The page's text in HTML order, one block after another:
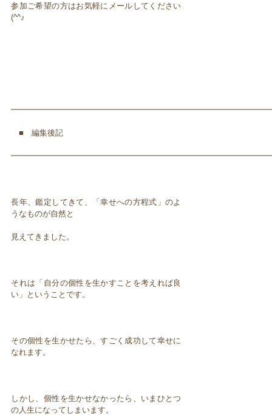
参加ご希望の方はお気軽にメールしてください
(^^♪
■ 編集後記
長年、鑑定してきて、「幸せへの方程式」のよ
うなものが自然と
見えてきました。
それは「自分の個性を生かすことを考えれば良
い」ということです。
その個性を生かせたら、すごく成功して幸せに
なれます。
しかし、個性を生かせなかったら、いまひとつ
の人生になってしまいます。